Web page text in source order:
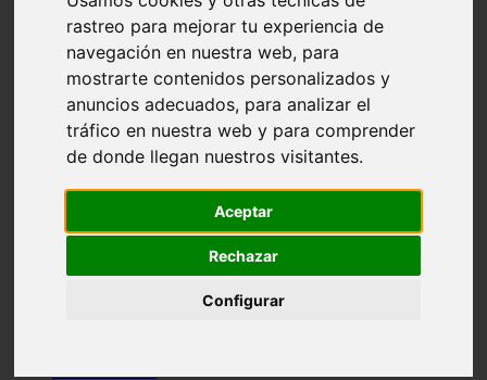
rastreo para mejorar tu experiencia de
navegación en nuestra web, para
mostrarte contenidos personalizados y
anuncios adecuados, para analizar el
tráfico en nuestra web y para comprender
de donde llegan nuestros visitantes.
Aceptar
Rechazar
Configurar
Madrid - pozuelo-de-alarcón
Teruel - sarrión
Cádiz - algodonales
Illes-balears - inca
Madrid - madrid
Málaga - torremolinos
Asturias - oviedo
Cádiz - el-puerto-de-santa-maría
Toledo - illescas
Málaga - marbella
Barcelona - barcelona